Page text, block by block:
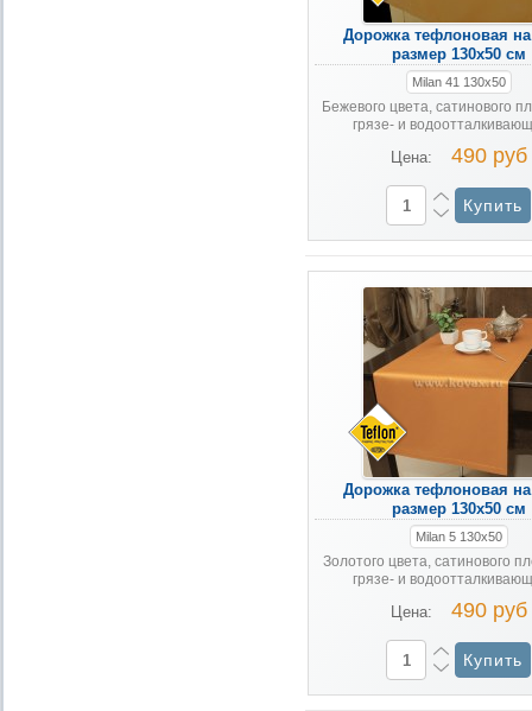
Дорожка тефлоновая на
размер 130x50 см
Milan 41 130x50
Бежевого цвета, сатинового
грязе- и
Цена: 490 руб
Дорожка тефлоновая на
размер 130х50 см
Milan 5 130х50
Золотого цвета, сатинового
грязе- и
Цена: 490 руб